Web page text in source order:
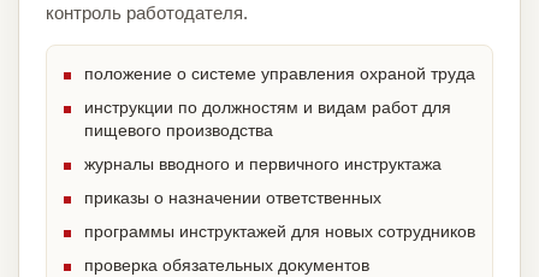
контроль работодателя.
положение о системе управления охраной труда
инструкции по должностям и видам работ для
пищевого производства
журналы вводного и первичного инструктажа
приказы о назначении ответственных
программы инструктажей для новых сотрудников
проверка обязательных документов